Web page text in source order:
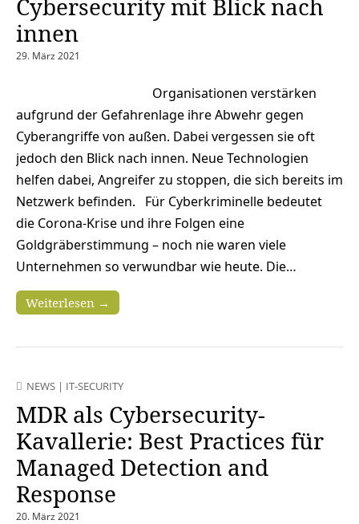
Cybersecurity mit Blick nach
innen
29. März 2021
Organisationen verstärken
aufgrund der Gefahrenlage ihre Abwehr gegen
Cyberangriffe von außen. Dabei vergessen sie oft
jedoch den Blick nach innen. Neue Technologien
helfen dabei, Angreifer zu stoppen, die sich bereits im
Netzwerk befinden. Für Cyberkriminelle bedeutet
die Corona-Krise und ihre Folgen eine
Goldgräberstimmung – noch nie waren viele
Unternehmen so verwundbar wie heute. Die…
Weiterlesen →
NEWS | IT-SECURITY
MDR als Cybersecurity-
Kavallerie: Best Practices für
Managed Detection and
Response
20. März 2021